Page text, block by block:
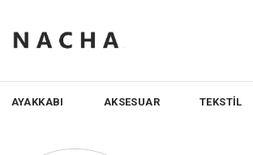
AYAKKABI AKSESUAR TEKSTİL